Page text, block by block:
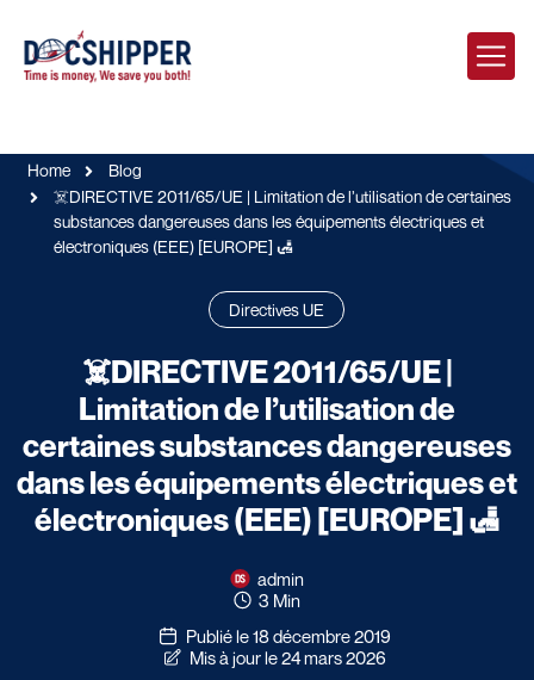
Home
Blog
☠️DIRECTIVE 2011/65/UE | Limitation de l’utilisation de certaines
substances dangereuses dans les équipements électriques et
électroniques (EEE) [EUROPE] 🛃
Directives UE
☠️DIRECTIVE 2011/65/UE |
Limitation de l’utilisation de
certaines substances dangereuses
dans les équipements électriques et
électroniques (EEE) [EUROPE] 🛃
admin
3 Min
Publié le 18 décembre 2019
Mis à jour le 24 mars 2026